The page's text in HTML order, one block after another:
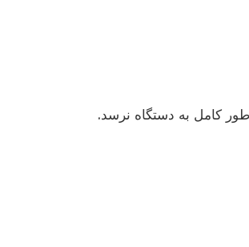
کامل به دستگاه نرسد.